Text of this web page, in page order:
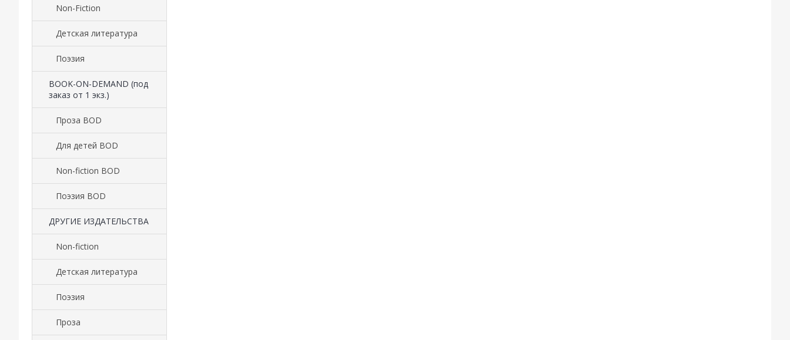
Non-Fiction
Детская литература
Поэзия
BOOK-ON-DEMAND (под
заказ от 1 экз.)
Проза BOD
Для детей BOD
Non-fiction BOD
Поэзия BOD
ДРУГИЕ ИЗДАТЕЛЬСТВА
Non-fiction
Детская литература
Поэзия
Проза